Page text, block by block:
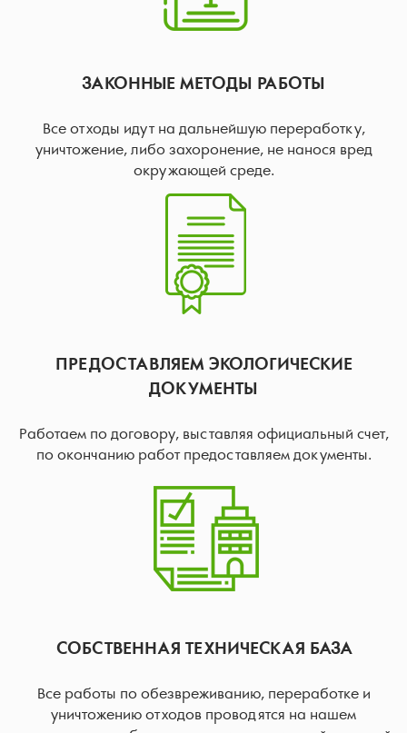
ЗАКОННЫЕ МЕТОДЫ РАБОТЫ
Все отходы идут на дальнейшую переработку,
уничтожение, либо захоронение, не нанося вред
окружающей среде.
ПРЕДОСТАВЛЯЕМ ЭКОЛОГИЧЕСКИЕ
ДОКУМЕНТЫ
Работаем по договору, выставляя официальный счет,
по окончанию работ предоставляем документы.
СОБСТВЕННАЯ ТЕХНИЧЕСКАЯ БАЗА
Все работы по обезвреживанию, переработке и
уничтожению отходов проводятся на нашем